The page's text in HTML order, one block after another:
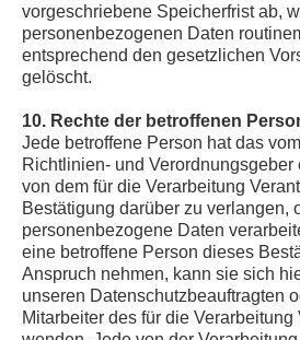
vorgeschriebene Speicherfrist ab,
personenbezogenen Daten
entsprechend den gesetzlichen
gelöscht.
10. Rechte der betroffenen
Jede betroffene Person hat das
Richtlinien- und Verordnungsgeber
von dem für die Verarbeitung
Bestätigung darüber zu verlangen,
personenbezogene Daten
eine betroffene Person dieses
Anspruch nehmen, kann sie sich
unseren Datenschutzbeauftragten
Mitarbeiter des für die Verarbeitung